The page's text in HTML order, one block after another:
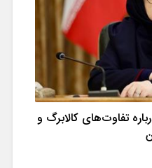
فرهنگ
تفاوت‌های کالابرگ و